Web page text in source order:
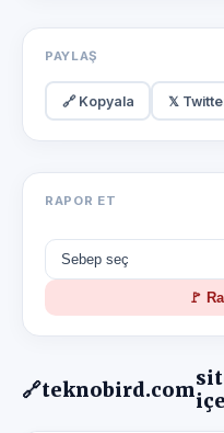
PAYLAŞ
🔗 Kopyala 𝕏
RAPOR ET
🚩
🔗teknobird.com